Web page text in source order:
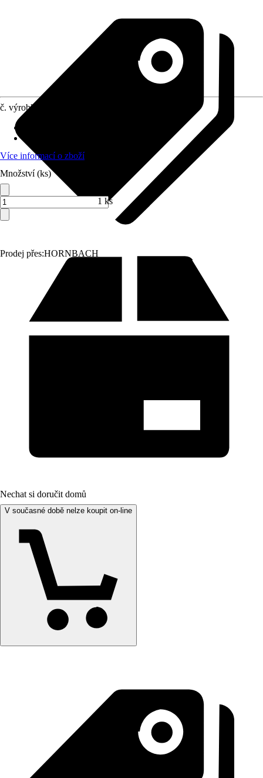
Prodej přes:HORNBACH
č. výrobku
Více informací o zboží
Množství (ks)
1 ks
Nechat si doručit domů
V současné době nelze koupit on-line